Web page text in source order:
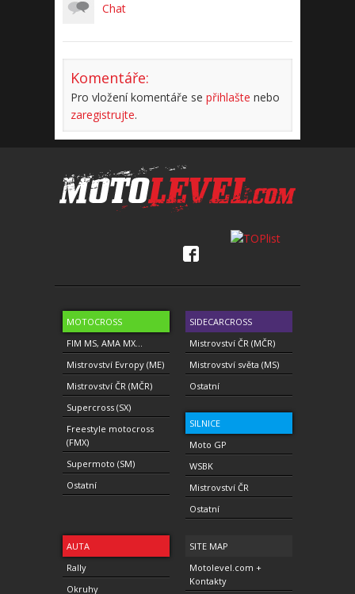
Chat
Komentáře:
Pro vložení komentáře se přihlašte nebo
zaregistrujte.
MOTOCROSS
FIM MS, AMA MX...
Mistrovství Evropy (ME)
Mistrovství ČR (MČR)
Supercross (SX)
Freestyle motocross
(FMX)
Supermoto (SM)
Ostatní
SIDECARCROSS
Mistrovství ČR (MČR)
Mistrovství světa (MS)
Ostatní
SILNICE
Moto GP
WSBK
Mistrovství ČR
Ostatní
AUTA
Rally
Okruhy
SITE MAP
Motolevel.com +
Kontakty